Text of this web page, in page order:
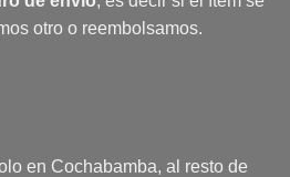
otro o reembolsamos.
en Cochabamba, al resto de